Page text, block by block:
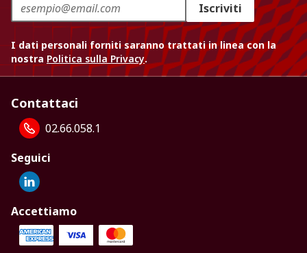
Iscriviti
I dati personali forniti saranno trattati in linea con la
nostra Politica sulla Privacy.
Contattaci
02.66.058.1
Seguici
Accettiamo